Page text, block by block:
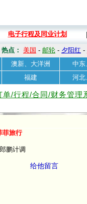
电子行程及同业计划
热点： 美国 - 邮轮 - 夕阳红 -
澳新、大洋洲 中东
福建 河北
单/行程/合同/财务管理
菲旅行
鹏计调
给他留言